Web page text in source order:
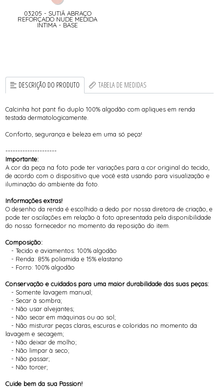
03205 - SUTIÃ ABRAÇO
REFORÇADO NUDE MEDIDA
INTIMA - BASE
DESCRIÇÃO DO PRODUTO TABELA DE MEDIDAS
Calcinha hot pant fio duplo 100% algodão com apliques em renda
testada dermatologicamente.
Conforto, segurança e beleza em uma só peça!
---------------------
Importante:
A cor da peça na foto pode ter variações para a cor original do tecido,
de acordo com o dispositivo que você está usando para visualização e
iluminação do ambiente da foto.
Informações extras!
O desenho da renda é escolhido a dedo por nossa diretora de criação, e
pode ter oscilações em relação à foto apresentada pela disponibilidade
do nosso fornecedor no momento da reposição do item.
Composição:
- Tecido e aviamentos: 100% algodão
- Renda: 85% poliamida e 15% elastano
- Forro: 100% algodão
Conservação e cuidados para uma maior durabilidade das suas peças:
- Somente lavagem manual;
- Secar à sombra;
- Não usar alvejantes;
- Não secar em máquinas ou ao sol;
- Não misturar peças claras, escuras e coloridas no momento da
lavagem e secagem;
- Não deixar de molho;
- Não limpar à seco;
- Não passar;
- Não torcer;
Cuide bem da sua Passion!